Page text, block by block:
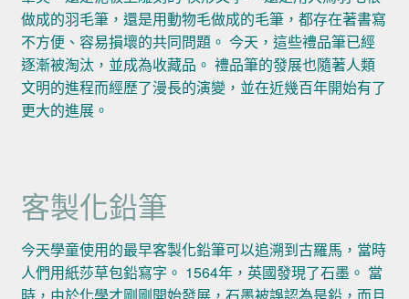
做成的羽毛筆，還是用動物毛做成的毛筆，都存在著書寫
不方便、容易損壞的共同問題。 今天，這些禮品筆已經
逐漸被淘汰，並成為收藏品。 禮品筆的發展也隨著人類
文明的進程而經歷了漫長的演變，並在近幾百年開始有了
更大的進展。
客製化鉛筆
今天學童使用的最早客製化鉛筆可以追溯到古羅馬，當時
人們用紙莎草包鉛寫字。 1564年，英國發現了石墨。 當